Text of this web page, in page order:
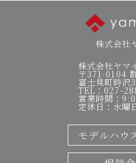
株式会社
株式会社ヤマ
〒371-0104
富士見町時沢
TEL：027-
営業時間：
定休日：水曜
モデルハウ